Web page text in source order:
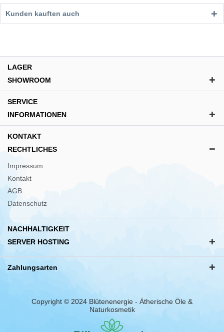
Kunden kauften auch
LAGER
SHOWROOM
SERVICE
INFORMATIONEN
KONTAKT
RECHTLICHES
Impressum
Kontakt
AGB
Datenschutz
NACHHALTIGKEIT
SERVER HOSTING
Zahlungsarten
Copyright © 2024 Blütenenergie - Ätherische Öle &
Naturkosmetik